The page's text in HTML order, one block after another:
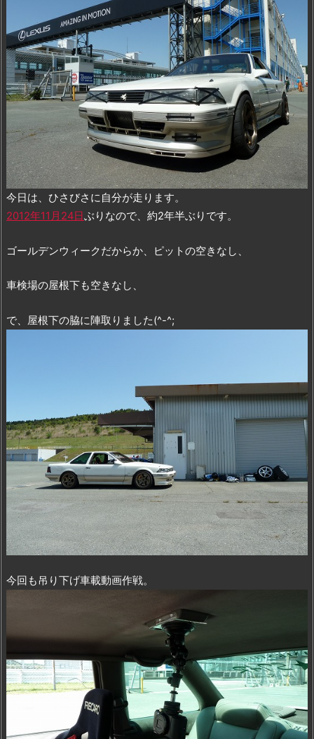
今日は、ひさびさに自分が走ります。
2012年11月24日ぶりなので、約2年半ぶりです。
ゴールデンウィークだからか、ピットの空きなし、
車検場の屋根下も空きなし、
で、屋根下の脇に陣取りました(^-^;
今回も吊り下げ車載動画作戦。